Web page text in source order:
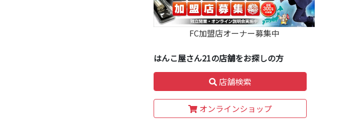
FC加盟店オーナー募集中
はんこ屋さん21の店舗をお探しの方
店舗検索
オンラインショップ